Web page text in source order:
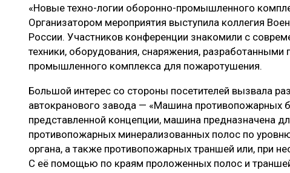
«Новые техно-логии оборонно-промышленного
Организатором мероприятия выступила коллегия
России. Участников конференции знакомили с
техники, оборудования, снаряжения,
промышленного комплекса для пожаротушения.
Большой интерес со стороны посетителей вызвала
автокранового завода — «Машина противопожарных
представленной концепции, машина предназначена
противопожарных минерализованных полос по
органа, а также противопожарных траншей или, при
С её помощью по краям проложенных полос и